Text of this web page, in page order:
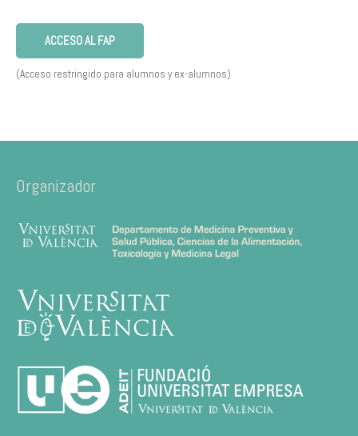
ACCESO AL FAP
(Acceso restringido para alumnos y ex-alumnos)
Organizador